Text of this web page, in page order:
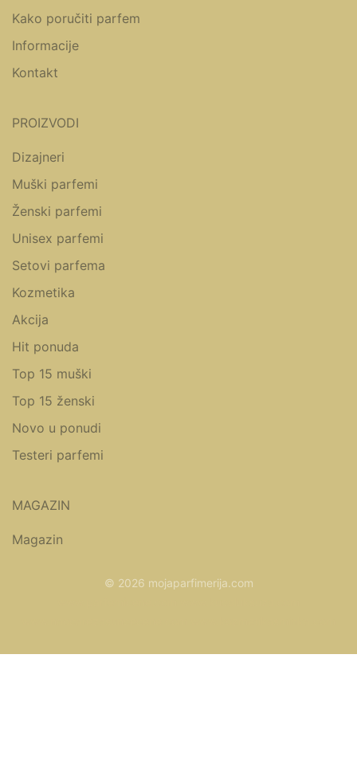
Kako poručiti parfem
Informacije
Kontakt
PROIZVODI
Dizajneri
Muški parfemi
Ženski parfemi
Unisex parfemi
Setovi parfema
Kozmetika
Akcija
Hit ponuda
Top 15 muški
Top 15 ženski
Novo u ponudi
Testeri parfemi
MAGAZIN
Magazin
© 2026 mojaparfimerija.com